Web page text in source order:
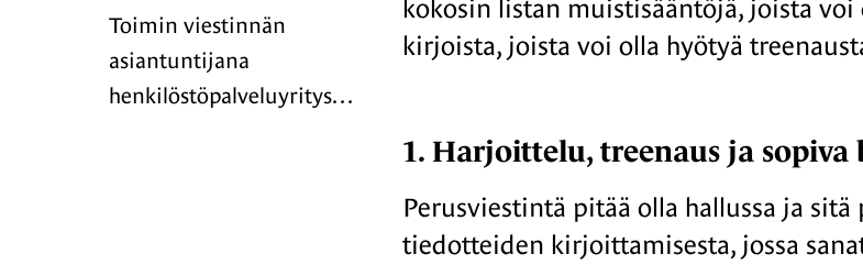
Toimin viestinnän
asiantuntijana
henkilöstöpalveluyritys…
kokosin listan muistisääntöjä, joista
kirjoista, joista voi olla hyötyä
1. Harjoittelu, treenaus ja
Perusviestintä pitää olla hallussa ja
tiedotteiden kirjoittamisesta, jossa